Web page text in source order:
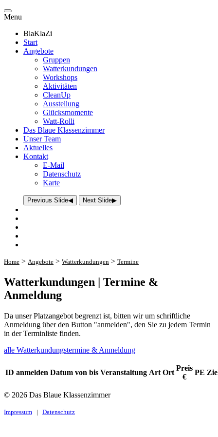
Menu
BlaKlaZi
Start
Angebote
Gruppen
Watterkundungen
Workshops
Aktivitäten
CleanUp
Ausstellung
Glücksmomente
Watt-Rolli
Das Blaue Klassenzimmer
Unser Team
Aktuelles
Kontakt
E-Mail
Datenschutz
Karte
Previous Slide◀ Next Slide▶
Home > Angebote > Watterkundungen > Termine
Watterkundungen | Termine &
Anmeldung
Da unser Platzangebot begrenzt ist, bitten wir um schriftliche
Anmeldung über den Button "anmelden", den Sie zu jedem Termin
in der Terminliste finden.
alle Watterkundungstermine & Anmeldung
ID anmelden Datum von bis Veranstaltung Art Ort
Preis
€
PE
© 2026 Das Blaue Klassenzimmer
Impressum | Datenschutz